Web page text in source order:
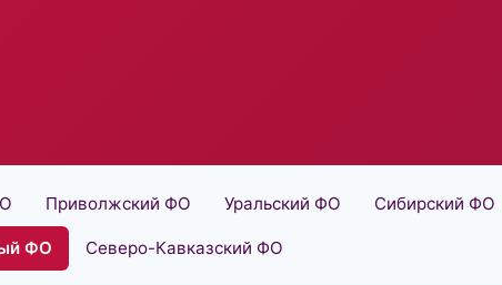
Приволжский ФО Уральский ФО Сибирский ФО
ФО Северо-Кавказский ФО